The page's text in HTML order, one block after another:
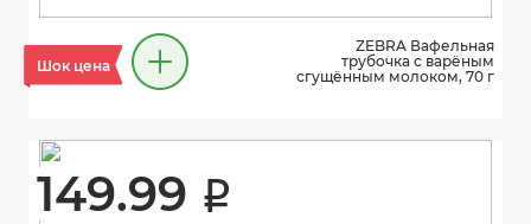
Шок цена
ZEBRA Вафельная
трубочка с варёным
сгущённым молоком, 70 г
149.99 i